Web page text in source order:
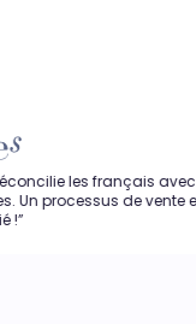
avec les
vente et